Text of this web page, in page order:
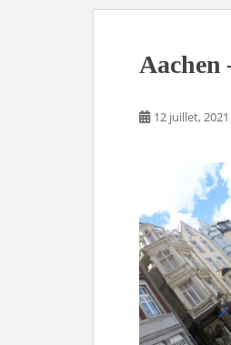
Aachen
12 juillet, 2021